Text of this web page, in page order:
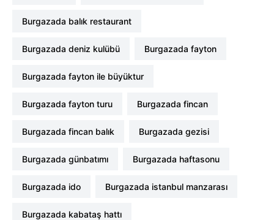
burgazada balık restaurant
burgazada deniz kulübü burgazada fayton
burgazada fayton ile büyüktur
burgazada fayton turu burgazada fincan
burgazada fincan balık burgazada gezisi
burgazada günbatımı burgazada haftasonu
burgazada ido burgazada istanbul manzarası
burgazada kabataş hattı